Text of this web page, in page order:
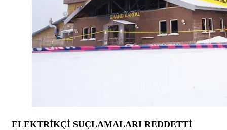
ELEKTRİKÇİ SUÇLAMALARI REDDETTİ